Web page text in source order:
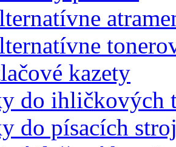
kazety
do ihličkových
do písacích